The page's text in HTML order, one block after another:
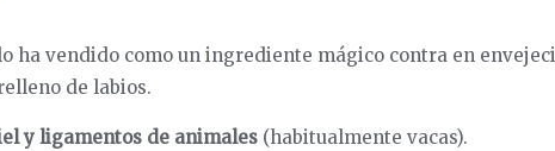
ha vendido como un ingrediente mágico contra en
de labios.
y ligamentos de animales(habitualmente vacas).